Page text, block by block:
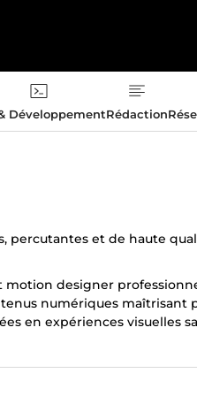
DéveloppementRédaction
percutantes et de haute
motion designer
numériques maîtrisant
en expériences visuelles